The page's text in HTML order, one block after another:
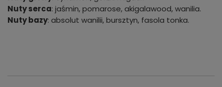
Nuty serca: jaśmin, pomarose, akigalawood, wanilia.
Nuty bazy: absolut wanilii, bursztyn, fasola tonka.